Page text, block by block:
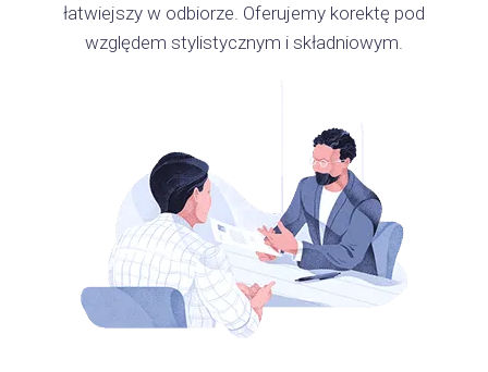
łatwiejszy w odbiorze. Oferujemy korektę pod
względem stylistycznym i składniowym.